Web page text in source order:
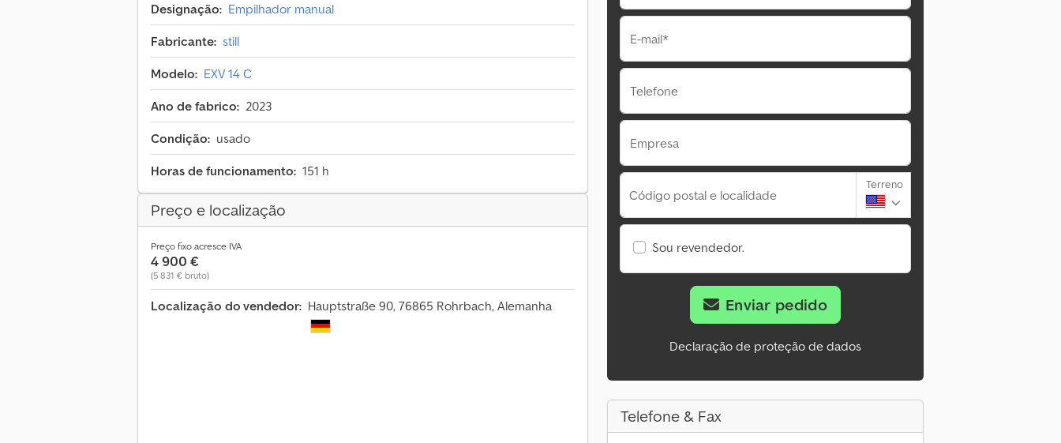
Designação: Empilhador manual
Fabricante: still
Modelo: EXV 14 C
Ano de fabrico: 2023
Condição: usado
Horas de funcionamento: 151 h
Preço e localização
Preço fixo acresce IVA
4 900 €
(5 831 € bruto)
Localização do vendedor: Hauptstraße 90, 76865 Rohrbach, Alemanha
E-mail*
Telefone
Empresa
Código postal e localidade
Terreno
Sou revendedor.
Enviar pedido
Declaração de proteção de dados
Telefone & Fax